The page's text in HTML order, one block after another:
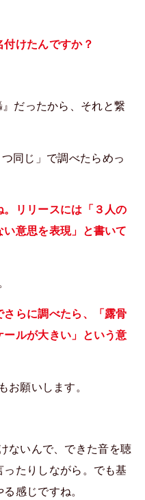
けたんですか？
だったから、それと繋
同じ」で調べたらめっ
リリースには「３人の
意思を表現」と書いて
らに調べたら、「露骨
ルが大きい」という意
お願いします。
ないんで、できた音を聴
たりしながら。でも基
感じですね。